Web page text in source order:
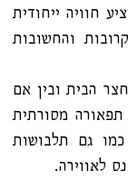
חוויה ייחודית
והחשובות
הבית ובין אם
מסורתית
גם תלבושות
לאווירה.